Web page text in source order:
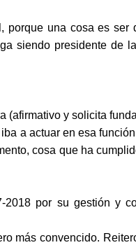
porque una cosa es
siendo presidente de
(afirmativo y solicita
a actuar en esa
cosa que ha
por su gestión y
más convencido.